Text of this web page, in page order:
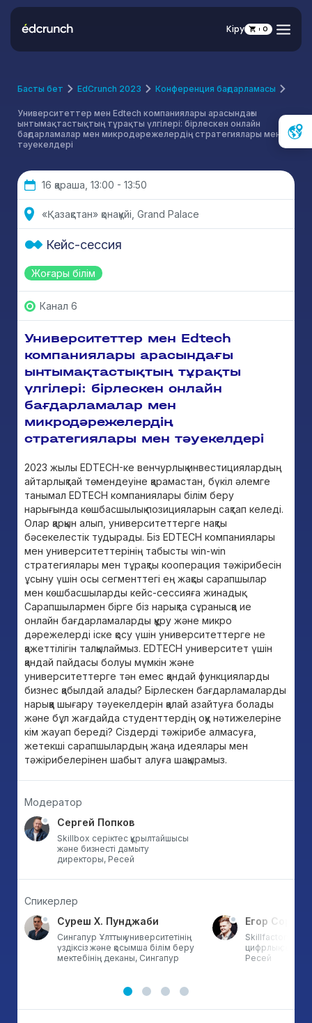
Кіру 0
Басты бет EdCrunch 2023 Конференция бағдарламасы
Университеттер мен Edtech компаниялары арасындағы
ынтымақтастықтың тұрақты үлгілері: бірлескен онлайн
бағдарламалар мен микродәрежелердің стратегиялары мен
тәуекелдері
16 қараша, 13:00 - 13:50
«Қазақстан» қонақүйі, Grand Palace
Жоғары білім
Кейс-сессия
Канал 6
Университеттер мен Edtech
компаниялары арасындағы
ынтымақтастықтың тұрақты
үлгілері: бірлескен онлайн
бағдарламалар мен
микродәрежелердің
стратегиялары мен тәуекелдері
2023 жылы EDTECH-ке венчурлық инвестициялардың
айтарлықтай төмендеуіне қарамастан, бүкіл әлемге
танымал EDTECH компаниялары білім беру
нарығында көшбасшылық позицияларын сақтап келеді.
Олар қарқын алып, университеттерге нақты
бәсекелестік тудырады. Біз EDTECH компаниялары
мен университеттерінің табысты win-win
стратегиялары мен тұрақты кооперация тәжірибесін
ұсыну үшін осы сегменттегі ең жақсы сарапшылар
мен көшбасшыларды кейс-сессияға жинадық.
Сарапшылармен бірге біз нарықта сұранысқа ие
онлайн бағдарламаларды құру және микро
дәрежелерді іске қосу үшін университеттерге не
қажеттілігін талқылаймыз. EDTECH университет үшін
қандай пайдасы болуы мүмкін және
университеттерге тән емес қандай функцияларды
бизнес қабылдай алады? Бірлескен бағдарламаларды
нарыққа шығару тәуекелдерін қалай азайтуға болады
және бұл жағдайда студенттердің оқу нәтижелеріне
кім жауап береді? Сіздерді тәжірибе алмасуға,
жетекші сарапшылардың жаңа идеялары мен
тәжірибелерінен шабыт алуға шақырамыз.
Модератор
Сергей Попков
Skillbox серіктес құрылтайшысы
және бизнесті дамыту
директоры, Ресей
Спикерлер
Суреш Х. Пунджаби
Сингапур Ұлттық университетінің
үздіксіз және қосымша білім беру
мектебінің деканы, Сингапур
Егор
Skillfactory
цифрлық
Ресей